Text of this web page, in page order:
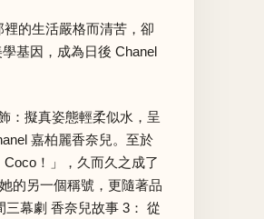
的生活嚴格而清苦，卻
基因，成為日後 Chanel